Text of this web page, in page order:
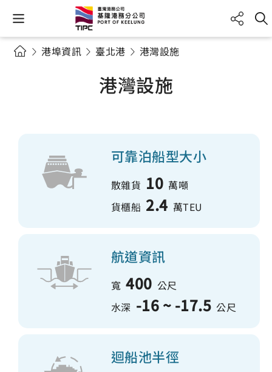
港埠資訊 臺北港 港灣設施
港灣設施
可靠泊船型大小
散雜貨 10 萬噸
貨櫃船 2.4 萬TEU
航道資訊
寬 400 公尺
水深 -16 ~ -17.5 公尺
迴船池半徑